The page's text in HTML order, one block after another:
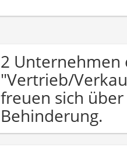
2 Unternehmen
"Vertrieb/
freuen sich
Behinderung.